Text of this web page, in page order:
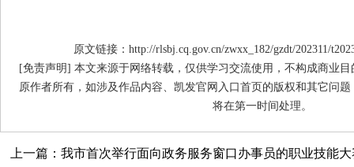
原文链接：http://rlsbj.cq.gov.cn/zwxx_182/gzdt/202311/
[免责声明] 本文来源于网络转载，仅供学习交流使用，不构成商业
原作者所有，如涉及作品内容、凯发官网入口首页的版权和其它问
将在第一时间处理。
上一篇：我市首次举行面向政务服务窗口办事员的职业技能